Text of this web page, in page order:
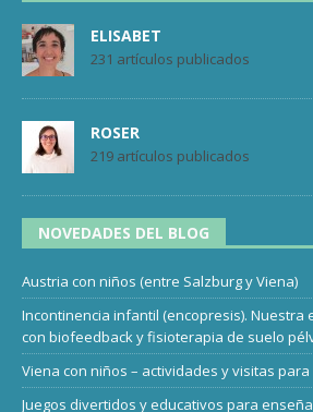
ELISABET
231 artículos publicados
ROSER
219 artículos publicados
NOVEDADES DEL BLOG
Austria con niños (entre Salzburg y Viena)
Incontinencia infantil (encopresis). Nuestra
con biofeedback y fisioterapia de suelo
Viena con niños – actividades y visitas
Juegos divertidos y educativos para